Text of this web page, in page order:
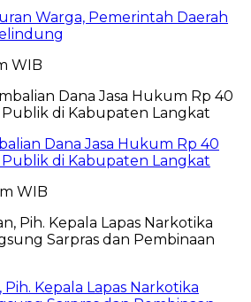
Warga, Pemerintah Daerah
WIB
Dana Jasa Hukum Rp 40
di Kabupaten Langkat
WIB
Pih. Kepala Lapas Narkotika